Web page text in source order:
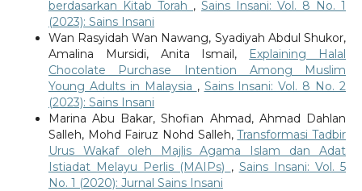
berdasarkan Kitab Torah ,Sains Insani: Vol. 8 No. 1
(2023): Sains Insani
Wan Rasyidah Wan Nawang, Syadiyah Abdul Shukor,
Amalina Mursidi, Anita Ismail, Explaining Halal
Chocolate Purchase Intention Among Muslim
Young Adults in Malaysia , Sains Insani: Vol. 8 No. 2
(2023): Sains Insani
Marina Abu Bakar, Shofian Ahmad, Ahmad Dahlan
Salleh, Mohd Fairuz Nohd Salleh,Transformasi Tadbir
Urus Wakaf oleh Majlis Agama Islam dan Adat
Istiadat Melayu Perlis (MAIPs) , Sains Insani: Vol. 5
No. 1 (2020): Jurnal Sains Insani